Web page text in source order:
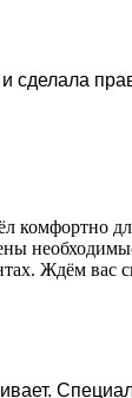
Ждём вас